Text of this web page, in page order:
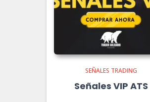
SEÑALES TRADING
Señales VIP ATS